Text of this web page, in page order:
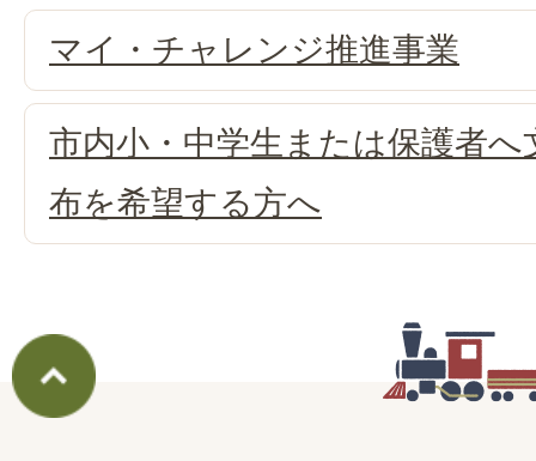
マイ・チャレンジ推進事業
市内小・中学生または保護者
布を希望する方へ